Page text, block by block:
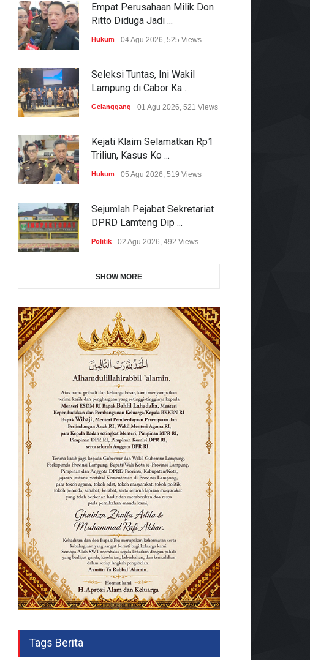
Empat Perusahaan Milik Don
Ritto Diduga Jadi ...
Hukum 04 Agu 2026, 525 Views
Seleksi Tuntas, Ini Wakil
Lampung di Cabor Ka ...
Gelanggang 01 Agu 2026, 521 Views
Kejati Klaim Selamatkan Rp1
Triliun, Kasus Ko ...
Hukum 05 Agu 2026, 519 Views
Sejumlah Pejabat Sekretariat
DPRD Lamteng Dip ...
Politik 02 Agu 2026, 492 Views
SHOW MORE
Tags Berita